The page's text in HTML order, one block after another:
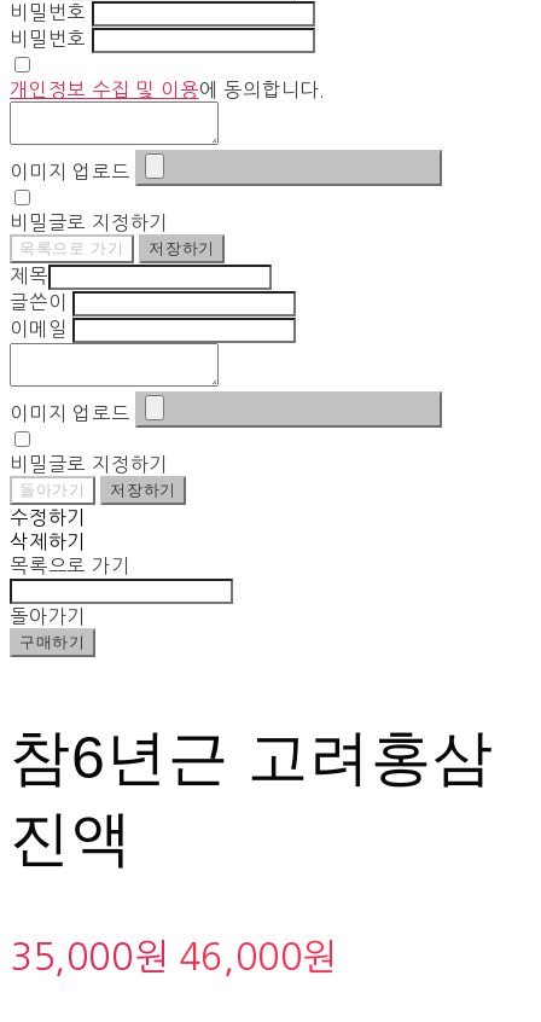
비밀번호
비밀번호
개인정보 수집 및 이용에 동의합니다.
이미지 업로드
비밀글로 지정하기
목록으로 가기 저장하기
제목
글쓴이
이메일
이미지 업로드
비밀글로 지정하기
돌아가기 저장하기
수정하기
삭제하기
목록으로 가기
돌아가기
구매하기
참6년근 고려홍삼
진액
35,000원 46,000원